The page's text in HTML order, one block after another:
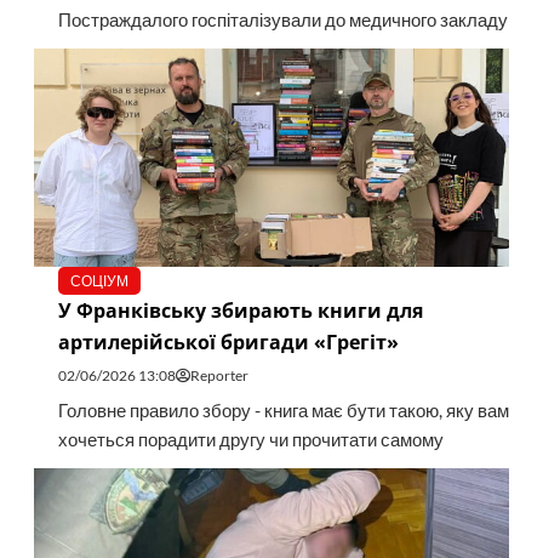
Постраждалого госпіталізували до медичного закладу
СОЦІУМ
У Франківську збирають книги для
артилерійської бригади «Грегіт»
02/06/2026 13:08 Reporter
Головне правило збору - книга має бути такою, яку вам
хочеться порадити другу чи прочитати самому